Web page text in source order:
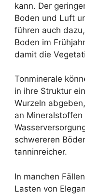
kann. Der
Boden und Luft
führen auch
Boden im
damit die
Tonminerale
in ihre Struktur
Wurzeln
an
schwereren
tanninreicher.
In manchen
Lasten von